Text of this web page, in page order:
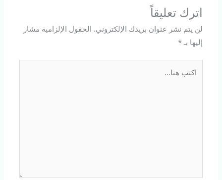
اترك تعليقاً
لن يتم نشر عنوان بريدك الإلكتروني. الحقول الإلزامية مشار
إليها بـ*